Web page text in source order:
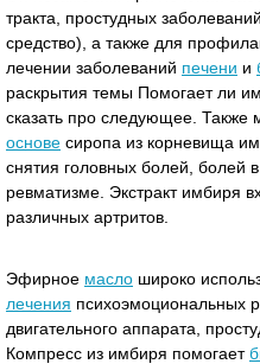
тракта, простудных
средство), а также для
лечении заболеваний печени и
раскрытия темы Помогает ли
сказать про следующее. Также
основе сиропа из корневища
снятия головных болей, болей
ревматизме. Экстракт имбиря
различных артритов.
Эфирное масло широко
лечения психоэмоциональных
двигательного аппарата,
Компресс из имбиря помогает